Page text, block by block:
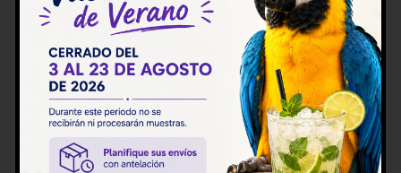
Analyse de sol. Etude de
biodiversité
Nous disposons des méthodologies les plus
récentes pour l’analyse des sols en réalisant des
études sur la biodiversité des sols basées sur des